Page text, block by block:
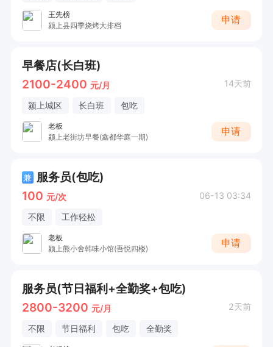
王先榜
颍上县四季烧烤大排档
申请
早餐店(长白班)
2100-2400 元/月 14天前
颍上城区 长白班 包吃
老板
颍上老街坊早餐(鑫都华庭一期)
申请
兼 服务员(包吃)
100 元/次 06-13 03:34
不限 工作轻松
老板
颍上熊小舍韩味小馆(吾悦四楼)
申请
服务员(节日福利+全勤奖+包吃)
2800-3200 元/月 2天前
不限 节日福利 包吃 全勤奖